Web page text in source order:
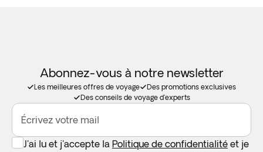
Abonnez-vous à notre newsletter
Les meilleures offres de voyage
Des promotions exclusives
Des conseils de voyage d'experts
Écrivez votre mail
J'ai lu et j'accepte la Politique de confidentialité et je